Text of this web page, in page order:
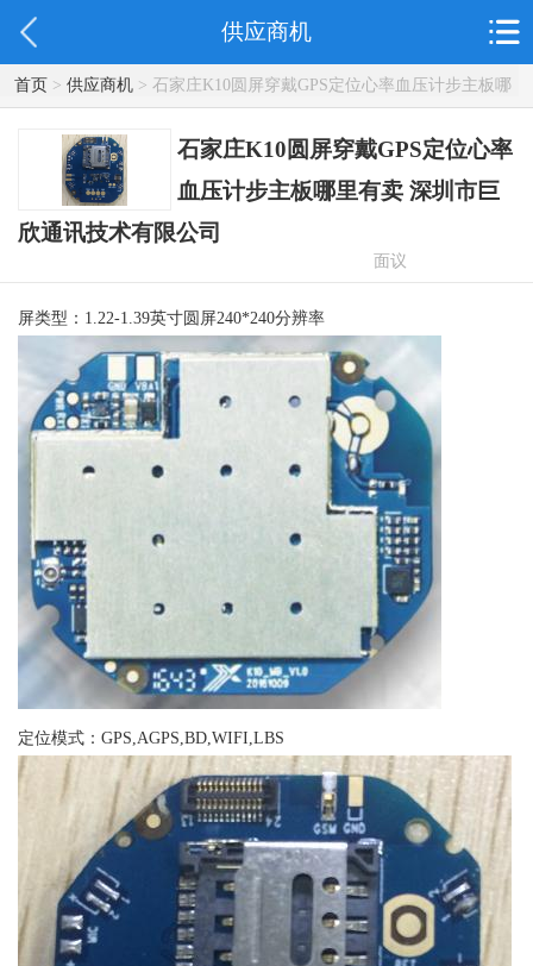
供应商机
首页> 供应商机> 石家庄K10圆屏穿戴GPS定位心率血压计步主板哪
里有卖 深圳市巨欣通讯技术有限公司
石家庄K10圆屏穿戴GPS定位心率
血压计步主板哪里有卖 深圳市巨
欣通讯技术有限公司
面议
屏类型：1.22-1.39英寸圆屏240*240分辨率
定位模式：GPS,AGPS,BD,WIFI,LBS